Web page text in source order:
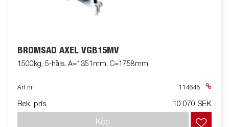
BROMSAD AXEL VGB15MV
1500kg, 5-håls, A=1351mm, C=1758mm
Art nr 114645
Rek. pris 10 070 SEK
Köp